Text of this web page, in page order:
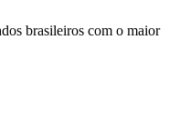
brasileiros com o maior